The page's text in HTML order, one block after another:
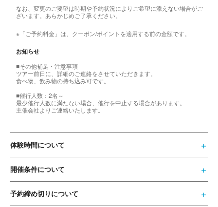
なお、変更のご要望は時期や予約状況によりご希望に添えない場合がご
ざいます。あらかじめご了承ください。
※「ご予約料金」は、クーポン/ポイントを適用する前の金額です。
お知らせ
■その他補足・注意事項
ツアー前日に、詳細のご連絡をさせていただきます。
食べ物、飲み物の持ち込み可です。
■催行人数：2名～
最少催行人数に満たない場合、催行を中止する場合があります。
主催会社よりご連絡いたします。
体験時間について
開催条件について
予約締め切りについて